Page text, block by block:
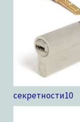
секретности10